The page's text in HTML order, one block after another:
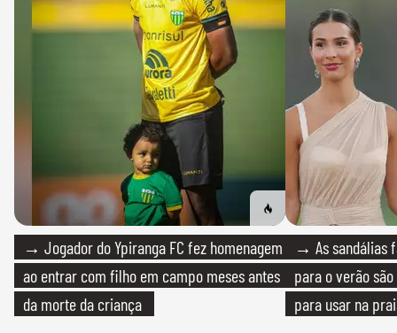
→ Jogador do Ypiranga FC fez homenagem
ao entrar com filho em campo meses antes
da morte da criança
→ As sandálias
para o verão
para usar na